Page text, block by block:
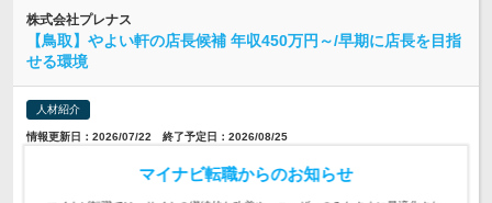
株式会社プレナス
【鳥取】やよい軒の店長候補 年収450万円～/早期に店長を目指
せる環境
人材紹介
情報更新日：2026/07/22 終了予定日：2026/08/25
マイナビ転職からのお知らせ